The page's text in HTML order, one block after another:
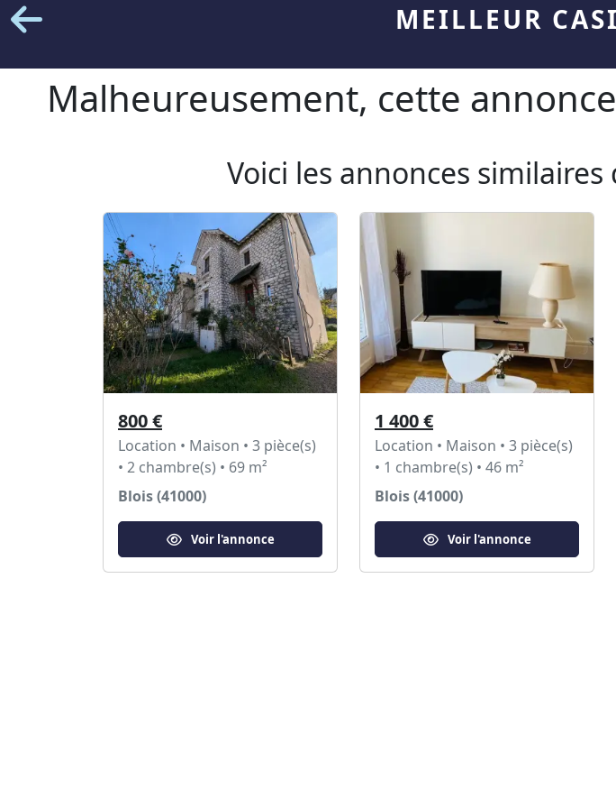
MEILLEUR
Malheureusement, cette
Voici les annonces
800 €
Location • Maison • 3 pièce(s)
• 2 chambre(s) • 69 m²
Blois (41000)
Voir l'annonce
1 400 €
Location • Maison • 3 pièce(s)
• 1 chambre(s) • 46 m²
Blois (41000)
Voir l'annonce